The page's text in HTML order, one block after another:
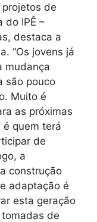
de
do IPÊ –
destaca a
“Os jovens já
mudança
são pouco
Muito é
as próximas
é quem terá
de
a
construção
adaptação é
esta geração
de